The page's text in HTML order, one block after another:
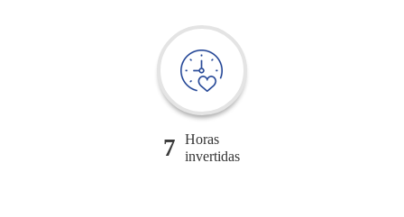
7
Horas
invertidas